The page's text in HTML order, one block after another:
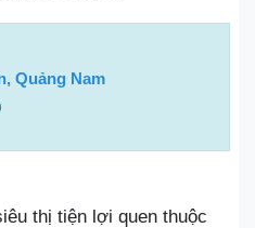
Quảng Nam
thị tiện lợi quen thuộc